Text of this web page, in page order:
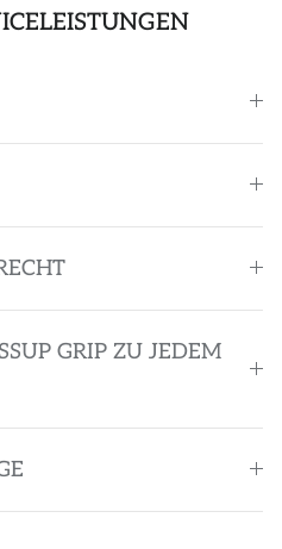
GRIP ZU JEDEM